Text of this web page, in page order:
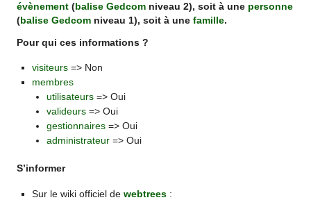
évènement ( balise Gedcom niveau 2), soit à une personne
( balise Gedcom niveau 1), soit à unefamille.
Pour qui ces informations ?
visiteurs=> Non
membres
utilisateurs => Oui
valideurs => Oui
gestionnaires => Oui
administrateur => Oui
S’informer
Sur le wiki officiel de webtrees: